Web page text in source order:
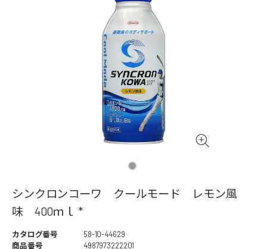
シンクロンコーワ クールモード レモン風
味 400ｍｌ *
カタログ番号
58-10-44629
商品番号
4987973222201